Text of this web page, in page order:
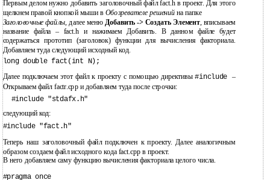
Первым делом нужно добавить заголовочный файл fact.h в проект. Для этого
щелкнем правой кнопкой мыши в Обозревателе решенийна папке
Заголовочные файлы, далее меню Добавить -> Создать Элемент, вписываем
название файла – fact.h и нажимаем Добавить. В данном файле будет
содержаться прототип (заголовок) функции для вычисления факториала.
Добавляем туда следующий исходный код.
long double fact(int N);
Далее подключаем этот файл к проекту с помощью директивы#include –
Открываем файл factr.cpp и добавляем туда после строчки:
#include "stdafx.h"
следующий код:
#include "fact.h"
Теперь наш заголовочный файл подключен к проекту. Далее аналогичным
образом создаем файл исходного кода fact.cpp в проект.
В него добавляем саму функцию вычисления факториала целого числа.
#pragma once